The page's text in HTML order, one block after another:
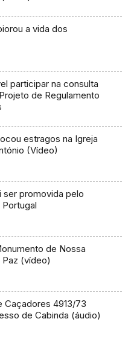
a vida dos
participar na consulta
de Regulamento
estragos na Igreja
(Vídeo)
ser promovida pelo
de Nossa
Paz (vídeo)
Caçadores 4913/73
de Cabinda (áudio)